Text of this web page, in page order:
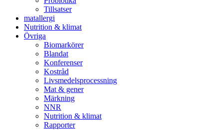
Tillsatser
matallergi
Nutrition & klimat
Övriga
Biomarkörer
Blandat
Konferenser
Kostråd
Livsmedelsprocessning
Mat & gener
Märkning
NNR
Nutrition & klimat
Rapporter